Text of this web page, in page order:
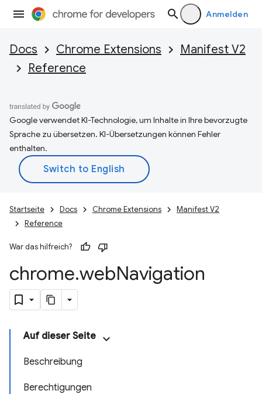
Anmelden
Docs Chrome Extensions
Manifest V2
Reference
Google verwendet KI-Technologie, um Inhalte in Ihre bevorzugte
Sprache zu übersetzen. KI-Übersetzungen können Fehler
enthalten.
Startseite Docs Chrome Extensions
Manifest V2
Reference
War das hilfreich?
chrome.webNavigation
Auf dieser Seite
Beschreibung
Berechtigungen